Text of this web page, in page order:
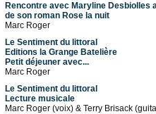
Rencontre avec Maryline Desbiolles
de son roman Rose la nuit
Marc Roger
Le Sentiment du littoral
Editions la Grange Batelière
Petit déjeuner avec...
Marc Roger
Le Sentiment du littoral
Lecture musicale
Marc Roger (voix) & Terry Brisack